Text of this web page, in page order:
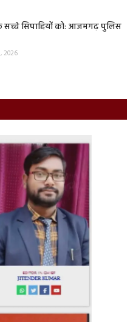
सच्चे सिपाहियों को: आजमगढ़ पुलिस
2026